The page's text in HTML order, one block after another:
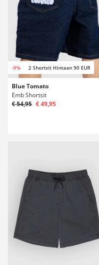
-9% 2 Shortsit Hintaan 90 EUR
Blue Tomato
Emb Shortsit
€ 54,95 € 49,95